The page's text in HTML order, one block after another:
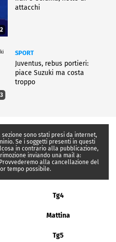
attacchi
SPORT
Juventus, rebus portieri:
piace Suzuki ma costa
troppo
sono stati presi da internet,
Se i soggetti presenti in questi
in contrario alla pubblicazione,
inviando una mail a:
alla cancellazione del
tempo possibile.
Tg4
Mattina
Tg5